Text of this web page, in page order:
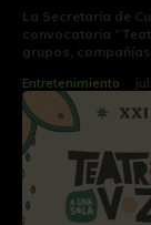
La Secretaría de
convocatoria
grupos,
Entretenimiento